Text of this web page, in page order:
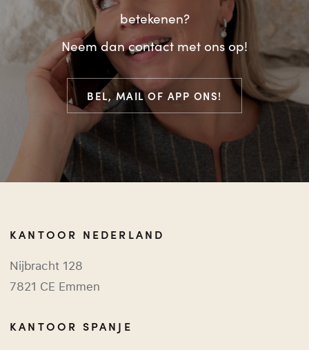
betekenen?
Neem dan contact met ons op!
BEL, MAIL OF APP ONS!
KANTOOR NEDERLAND
Nijbracht 128
7821 CE Emmen
KANTOOR SPANJE